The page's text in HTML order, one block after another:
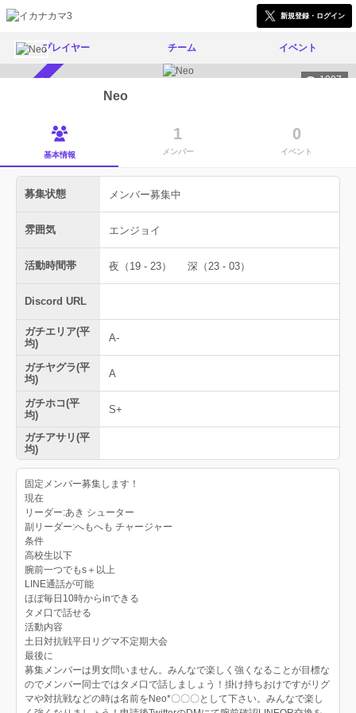
新規登録・ログイン
プレイヤー チーム イベント
1007
Neo
基本情報
1
メンバー
0
イベント
募集状態 メンバー募集中
雰囲気 エンジョイ
活動時間帯 夜（19 - 23） 深（23 - 03）
Discord URL
ガチエリア(平
均)
A-
ガチヤグラ(平
均)
A
ガチホコ(平
均)
S+
ガチアサリ(平
均)
固定メンバー募集します！
現在
リーダー:あき シューター
副リーダー:へもへも チャージャー
条件
高校生以下
腕前一つでもs＋以上
LINE通話が可能
ほぼ毎日10時からinできる
タメ口で話せる
活動内容
土日対抗戦平日リグマ不定期大会
最後に
募集メンバーは男女問いません。みんなで楽しく強くなることが目標な
のでメンバー同士ではタメ口で話しましょう！掛け持ちおけですがリグ
マや対抗戦などの時は名前をNeo*〇〇〇として下さい。みんなで楽し